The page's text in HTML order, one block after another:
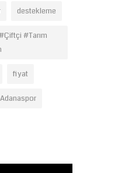
destekleme
#Tarım
fiyat
Adanaspor